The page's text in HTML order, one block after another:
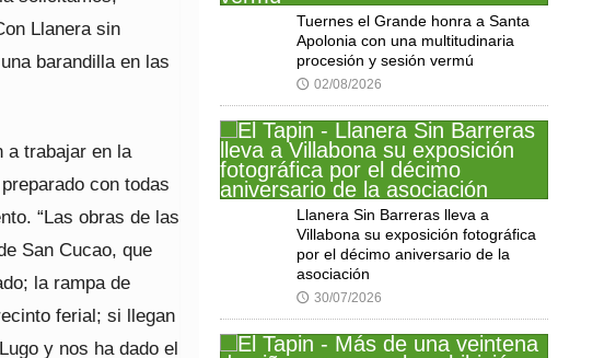
Llanera sin
barandilla en las
a trabajar en la
con todas
“Las obras de las
San Cucao, que
la rampa de
ferial; si llegan
y nos ha dado el
Tuernes el Grande honra a Santa
Apolonia con una multitudinaria
procesión y sesión vermú
🕔 02/08/2026
Llanera Sin Barreras lleva a
Villabona su exposición fotográfica
por el décimo aniversario de la
asociación
🕔 30/07/2026